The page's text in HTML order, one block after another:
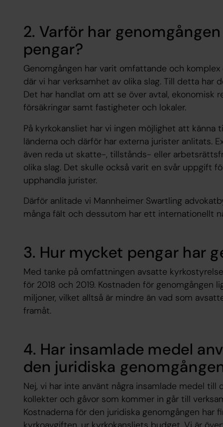
2. Varför har
pengar?
Genomgången har varit omfattande och
där vi har verksamhet av olika slag. Till detta har
Det har handlat om att se över avtal, ekonomisk
försäkringar samt fastigheter och lokaler.
På kyrkokansliet har vi ingen möjlighet att
länderna och därför har externa jurister anlitats.
även reda ut skatte-, tillstånds- eller
olika slag. Det skulle också varit en svår uppgift
upphandla jurister.
Därför anlitade vi Mannheimer Swartling
många fält och dessutom har ett internationellt
3. Hur mycket pengar har
Med tanke på omfattningen avsatte
för 2018 och 2019. Kostnaden för genomgången
miljoner, vilket alltså är mindre än vad som
framåt.
4. Har insamlade medel
den juridiska
Nej, vi har inte använt några insamlade medel till
kollekter och gåvor som kommer in går till
Kostnaderna för den juridiska genomgången har